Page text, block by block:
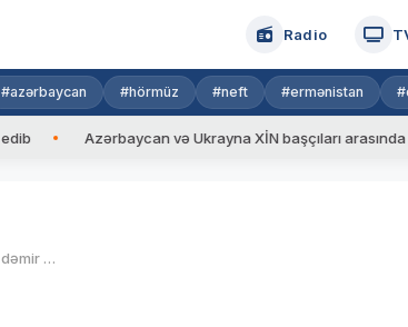
Radio
#azərbaycan #hörmüz #neft #ermənistan
Azərbaycan və Ukrayna XİN başçıları arasında geniş
Rusiya və İran “Şimal-Cənub” marşrutunun dəmir yolu hissəsinin tikintisinə 2024-cü ildə başlayacaq